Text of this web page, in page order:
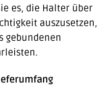
es, die Halter über
auszusetzen,
gebundenen